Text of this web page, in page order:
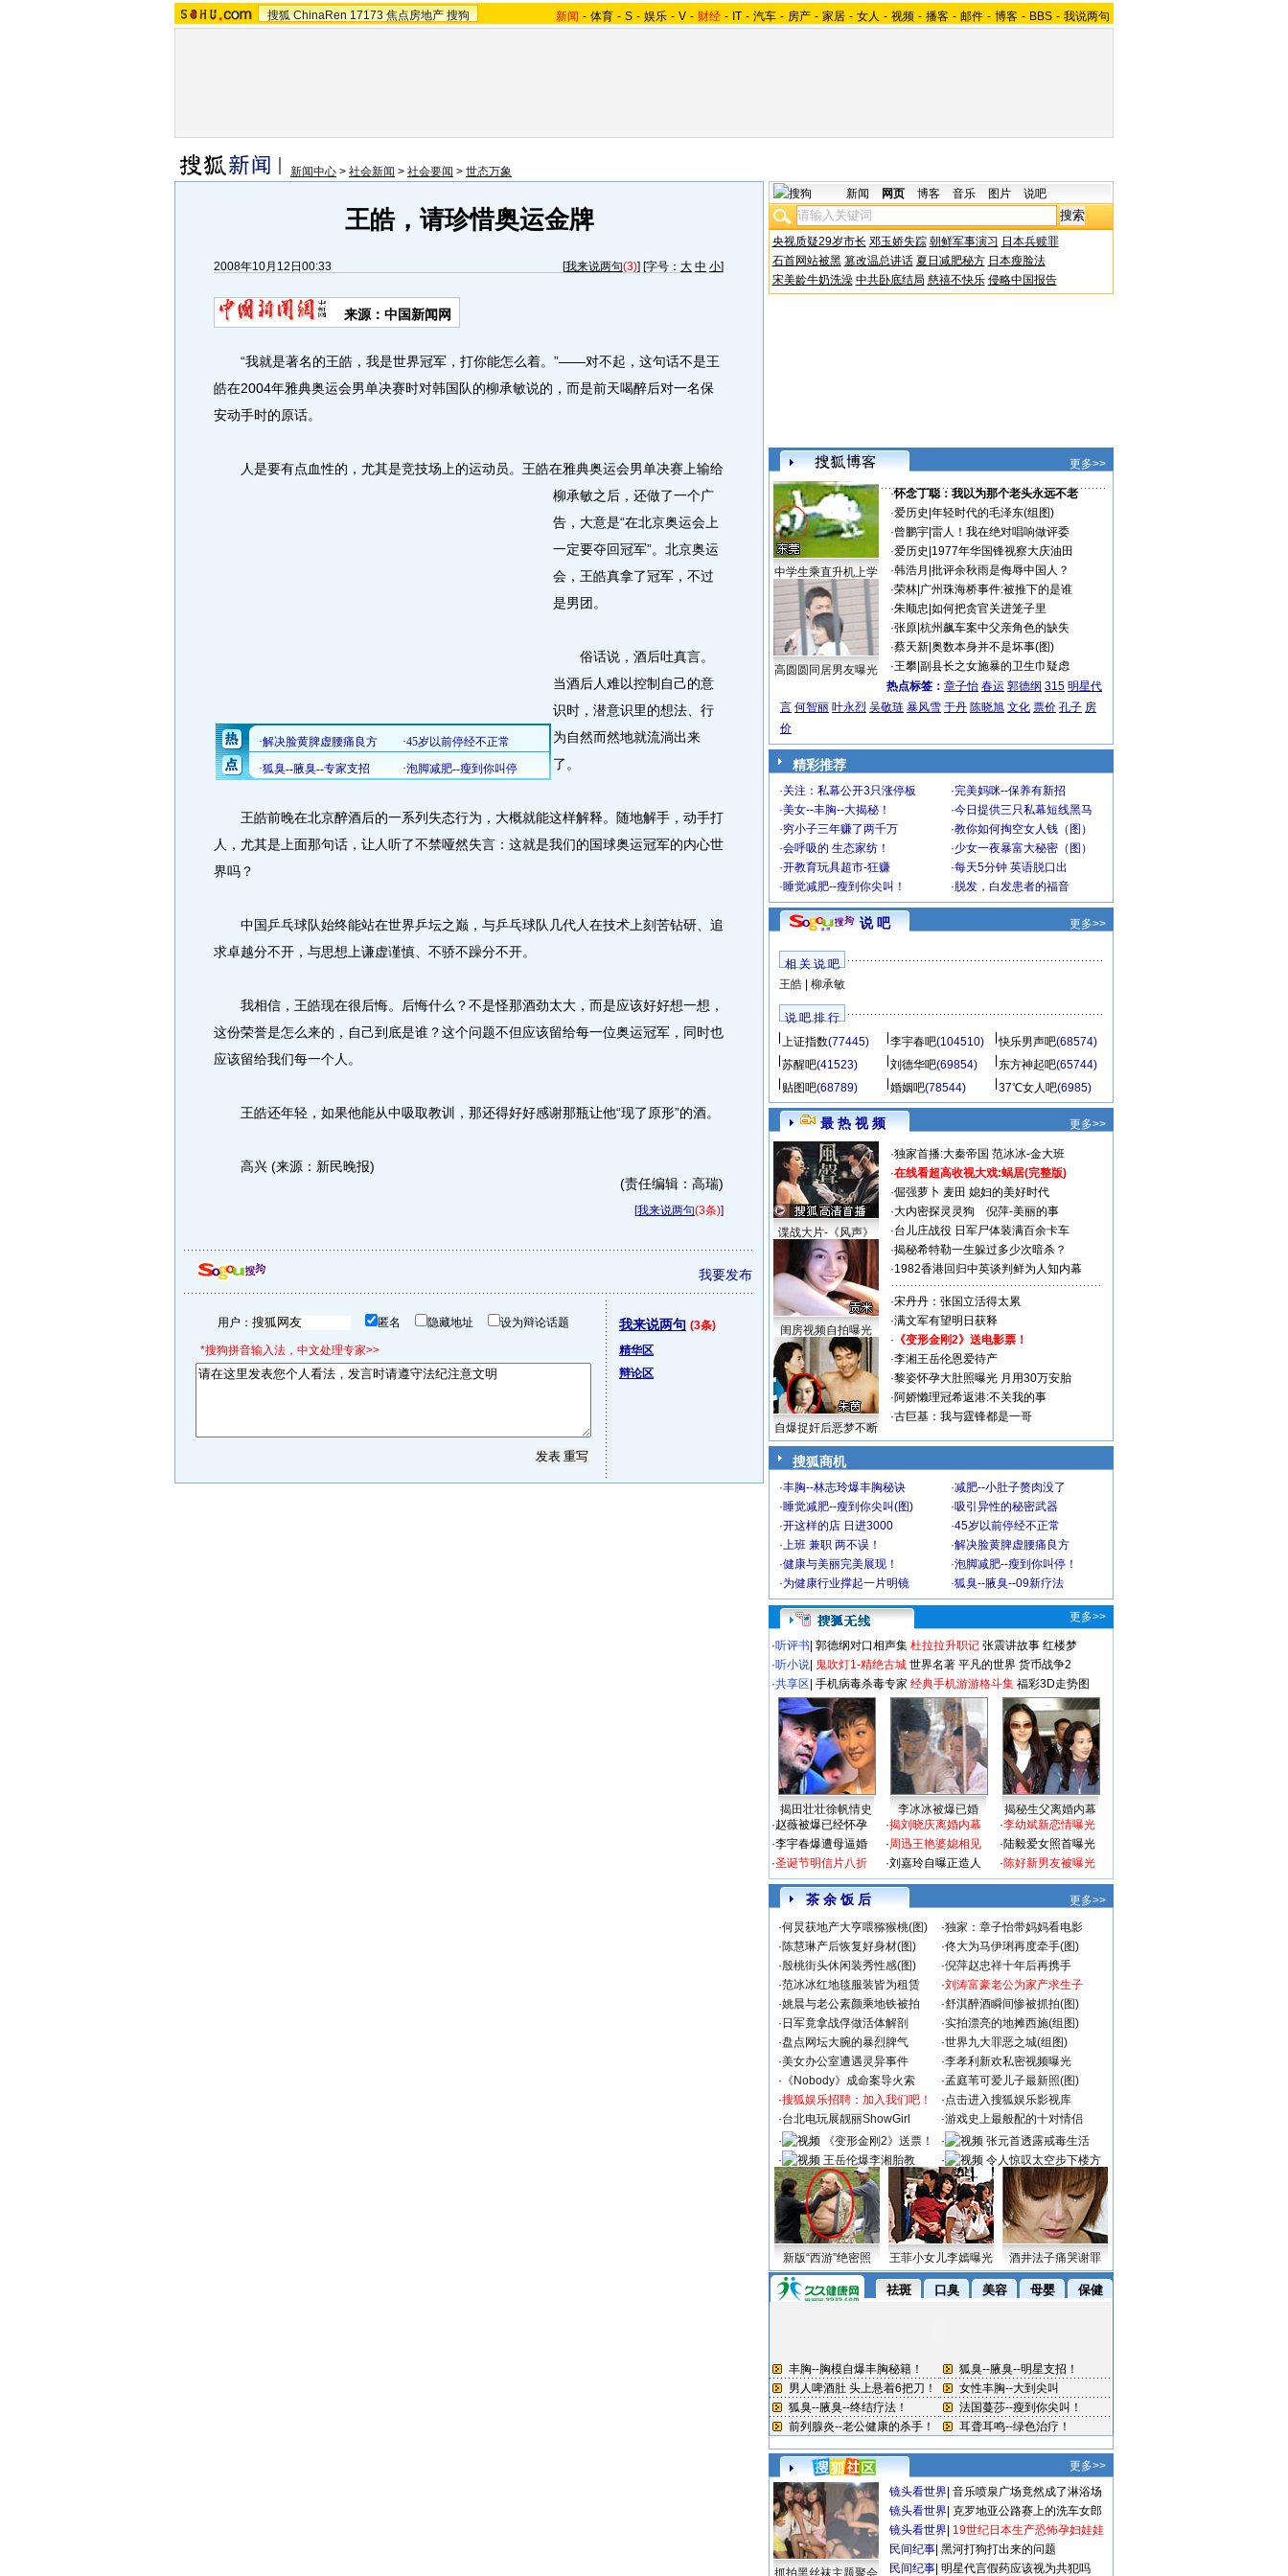
搜狐 ChinaRen 17173 焦点房地产 搜狗 新闻 - 体育 - S - 娱乐 - V - 财经 - IT - 汽车 - 房产 - 家居 - 女人 - 视频 - 播客 - 邮件 - 博客 - BBS - 我说两句
新闻中心 > 社会新闻 > 社会要闻 > 世态万象
王皓，请珍惜奥运金牌
2008年10月12日00:33 [我来说两句(3)] [字号： 大 中 小]
来源：中国新闻网
“我就是著名的王皓，我是世界冠军，打你能怎么着。”——对不起，这句话不是王
皓在2004年雅典奥运会男单决赛时对韩国队的柳承敏说的，而是前天喝醉后对一名保
安动手时的原话。
人是要有点血性的，尤其是竞技场上的运动员。 王皓在雅典奥运会男单决赛上输给
柳承敏之后，还做了一个广
告，大意是“在北京奥运会上
一定要夺回冠军”。北京奥运
会，王皓真拿了冠军，不过
是男团。
俗话说，酒后吐真言。
当酒后人难以控制自己的意
识时，潜意识里的想法、行
为自然而然地就流淌出来
了。
王皓前晚在北京醉酒后的一系列失态行为，大概就能这样解释。随地解手，动手打
人，尤其是上面那句话，让人听了不禁哑然失言：这就是我们的国球奥运冠军的内心世
界吗？
中国乒乓球队始终能站在世界乒坛之巅，与乒乓球队几代人在技术上刻苦钻研、追
求卓越分不开，与思想上谦虚谨慎、不骄不躁分不开。
我相信，王皓现在很后悔。后悔什么？不是怪那酒劲太大，而是应该好好想一想，
这份荣誉是怎么来的，自己到底是谁？这个问题不但应该留给每一位奥运冠军，同时也
应该留给我们每一个人。
王皓还年轻，如果他能从中吸取教训，那还得好好感谢那瓶让他“现了原形”的酒。
高兴 (来源：新民晚报)
(责任编辑：高瑞)
[我来说两句(3条)]
我要发布
用户： 匿名 隐藏地址 设为辩论话题
*搜狗拼音输入法，中文处理专家>>
我来说两句 (3条)
精华区
辩论区
新闻 网页 博客 音乐 图片 说吧
央视质疑29岁市长 邓玉娇失踪 朝鲜军事演习 日本兵赎罪
石首网站被黑 篡改温总讲话 夏日减肥秘方 日本瘦脸法
宋美龄牛奶洗澡 中共卧底结局 慈禧不快乐 侵略中国报告
更多>>
中学生乘直升机上学
高圆圆同居男友曝光
·怀念丁聪：我以为那个老头永远不老
·爱历史 年轻时代的毛泽东(组图)
·曾鹏宇| 雷人！我在绝对唱响做评委
·爱历史 1977年华国锋视察大庆油田
·韩浩月 批评余秋雨是侮辱中国人？
·荣林| 广州珠海桥事件:被推下的是谁
·朱顺忠 如何把贪官关进笼子里
·张原| 杭州飙车案中父亲角色的缺失
·蔡天新| 奥数本身并不是坏事(图)
·王攀| 副县长之女施暴的卫生巾疑虑
热点标签： 章子怡 春运 郭德纲 315 明星代
言 何智丽 叶永烈 吴敬琏 暴风雪 于丹 陈晓旭 文化 票价 孔子 房
价
精彩推荐
·关注：私幕公开3只涨停板 ·完美妈咪--保养有新招
·美女--丰胸--大揭秘！ ·今日提供三只私幕短线黑马
·穷小子三年赚了两千万 ·教你如何掏空女人钱（图）
·会呼吸的 生态家纺！ ·少女一夜暴富大秘密（图）
·开教育玩具超市-狂赚 ·每天5分钟 英语脱口出
·睡觉减肥--瘦到你尖叫！ · 脱发，白发患者的福音
说 吧 更多>>
相 关 说 吧
王皓| 柳承敏
说 吧 排 行
上证指数(77445) 李宇春吧(104510) 快乐男声吧(68574)
苏醒吧(41523) 刘德华吧(69854) 东方神起吧(65744)
贴图吧(68789) 婚姻吧(78544) 37℃女人吧(6985)
最 热 视 频 更多>>
谍战大片-《风声》
闺房视频自拍曝光
自爆捉奸后恶梦不断
·独家首播:大秦帝国 范冰冰-金大班
·在线看超高收视大戏:蜗居(完整版)
·倔强萝卜 麦田 媳妇的美好时代
·大内密探灵灵狗
倪萍-美丽的事
·台儿庄战役 日军尸体装满百余卡车
·揭秘希特勒一生躲过多少次暗杀？
·1982香港回归中英谈判鲜为人知内幕
·宋丹丹：张国立活得太累
·满文军有望明日获释
· 《变形金刚2》送电影票！
·李湘王岳伦恩爱待产
·黎姿怀孕大肚照曝光 月用30万安胎
·阿娇懒理冠希返港:不关我的事
·古巨基：我与霆锋都是一哥
搜狐商机
·丰胸--林志玲爆丰胸秘诀 ·减肥--小肚子赘肉没了
·睡觉减肥--瘦到你尖叫(图) ·吸引异性的秘密武器
·开这样的店 日进3000 ·45岁以前停经不正常
·上班 兼职 两不误！ ·解决脸黄脾虚腰痛良方
·健康与美丽完美展现！ ·泡脚减肥--瘦到你叫停！
·为健康行业撑起一片明镜 ·狐臭--腋臭--09新疗法
更多>>
·听评书 郭德纲对口相声集 杜拉拉升职记 张震讲故事 红楼梦
·听小说 鬼吹灯1-精绝古城 世界名著 平凡的世界 货币战争2
·共享区 手机病毒杀毒专家 经典手机游游格斗集 福彩3D走势图
揭田壮壮徐帆情史 李冰冰被爆已婚
揭秘生父离婚内幕
·赵薇被爆已经怀孕
·李宇春爆遭母逼婚
·圣诞节明信片八折
·揭刘晓庆离婚内幕
·周迅王艳婆媳相见
·刘嘉玲自曝正造人
·李幼斌新恋情曝光
·陆毅爱女照首曝光
·陈好新男友被曝光
茶 余 饭 后
更多>>
·何炅获地产大亨喂猕猴桃(图) ·独家：章子怡带妈妈看电影
·陈慧琳产后恢复好身材(图) ·佟大为马伊琍再度牵手(图)
·殷桃街头休闲装秀性感(图) ·倪萍赵忠祥十年后再携手
·范冰冰红地毯服装皆为租赁 ·刘涛富豪老公为家产求生子
·姚晨与老公素颜乘地铁被拍 ·舒淇醉酒瞬间惨被抓拍(图)
· 日军竟拿战俘做活体解剖 ·实拍漂亮的地摊西施(组图)
·盘点网坛大腕的暴烈脾气 ·世界九大罪恶之城(组图)
·美女办公室遭遇灵异事件 ·李孝利新欢私密视频曝光
· 《Nobody》成命案导火索 ·孟庭苇可爱儿子最新照(图)
·搜狐娱乐招聘：加入我们吧！ ·点击进入搜狐娱乐影视库
·台北电玩展靓丽ShowGirl ·游戏史上最般配的十对情侣
·
《变形金刚2》送票！ ·
张元首透露戒毒生活
·
王岳伦爆李湘胎教 ·
令人惊叹太空步下楼方
式
新版“西游”绝密照 王菲小女儿李嫣曝光 酒井法子痛哭谢罪
更多>>
抓拍黑丝袜主题聚会
镜头看世界 音乐喷泉广场竟然成了淋浴场
镜头看世界 克罗地亚公路赛上的洗车女郎
镜头看世界 19世纪日本生产恐怖孕妇娃娃
民间纪事 黑河打狗打出来的问题
民间纪事 明星代言假药应该视为共犯吗